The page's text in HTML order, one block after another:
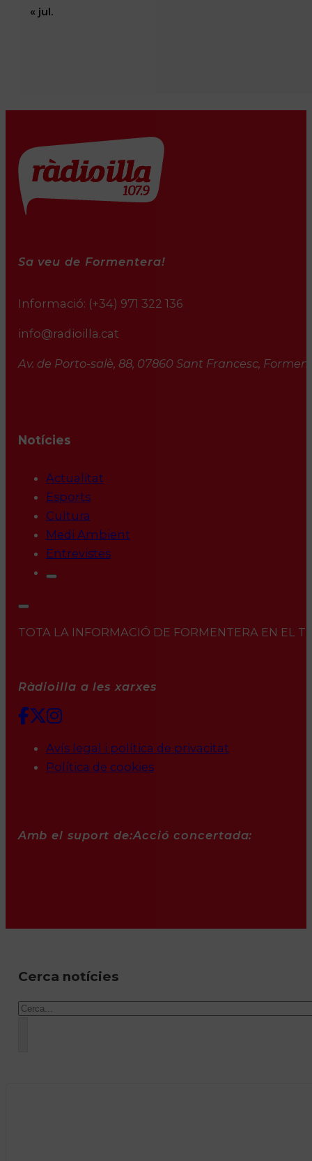
« jul.
Sa veu de Formentera!
Informació: (+34) 971 322 136
info@radioilla.cat
Av. de Porto-salè, 88, 07860 Sant Francesc,
Notícies
Actualitat
Esports
Cultura
Medi Ambient
Entrevistes
TOTA LA INFORMACIÓ DE FORMENTERA EN EL
Ràdioilla a les xarxes
Avís legal i política de privacitat
Política de cookies
Amb el suport de:Acció concertada:
Cerca notícies
Cercar